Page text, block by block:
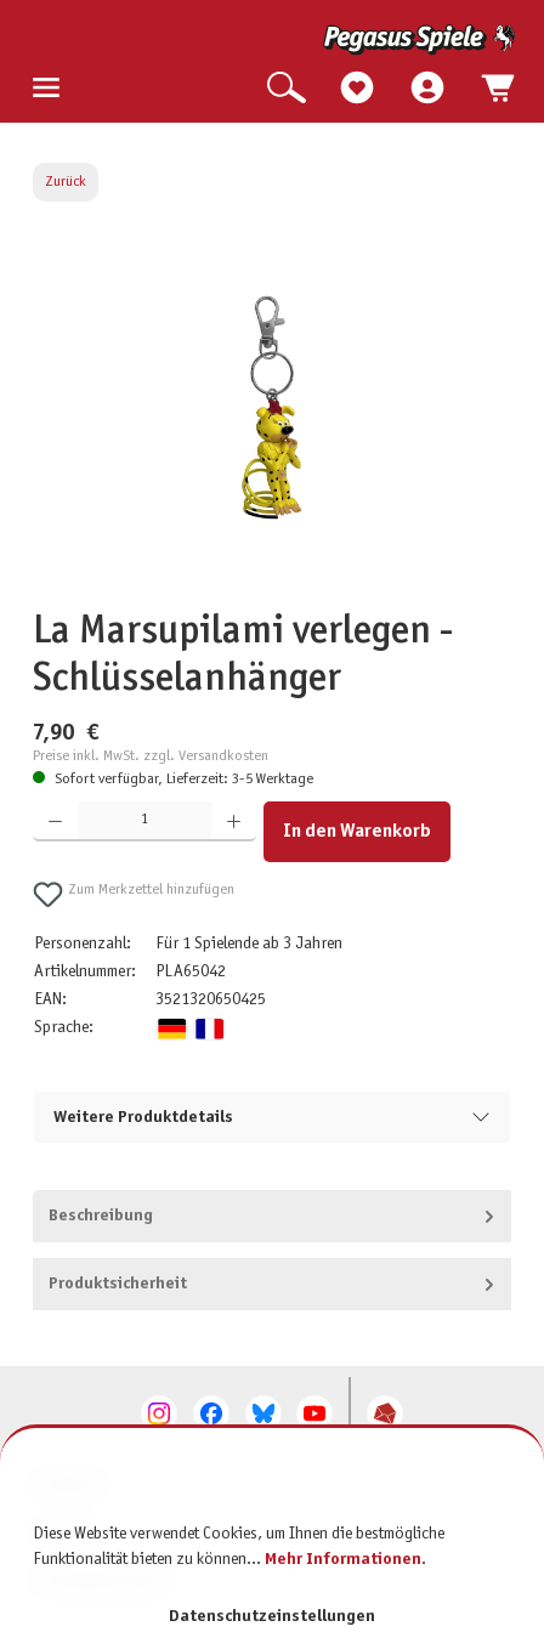
Zurück
La Marsupilami verlegen -
Schlüsselanhänger
7,90 €
Preise inkl. MwSt. zzgl. Versandkosten
Sofort verfügbar, Lieferzeit: 3-5 Werktage
Produkt Anzahl: Gib den gewünschten Wert ein oder benutze die Schaltflächen um die Anzahl zu
In den Warenkorb
Zum Merkzettel hinzufügen
Personenzahl:
Für 1 Spielende ab 3 Jahren
Artikelnummer:
PLA65042
EAN:
3521320650425
Sprache:
Weitere Produktdetails
Beschreibung
Produktsicherheit
SERVICE
Diese Website verwendet Cookies, um Ihnen die bestmögliche
Funktionalität bieten zu können... Mehr Informationen.
Datenschutzeinstellungen